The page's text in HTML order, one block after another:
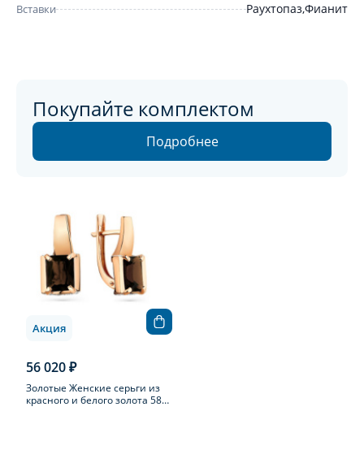
Вставки Раухтопаз,Фианит
Покупайте комплектом
Подробнее
56 020 ₽
Золотые Женские серьги из
красного и белого золота 585
Акция